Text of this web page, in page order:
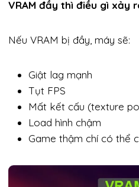
VRAM đầy thì điều gì xảy
Nếu VRAM bị đầy, máy sẽ:
Giật lag mạnh
Tụt FPS
Mất kết cấu (texture
Load hình chậm
Game thậm chí có thể